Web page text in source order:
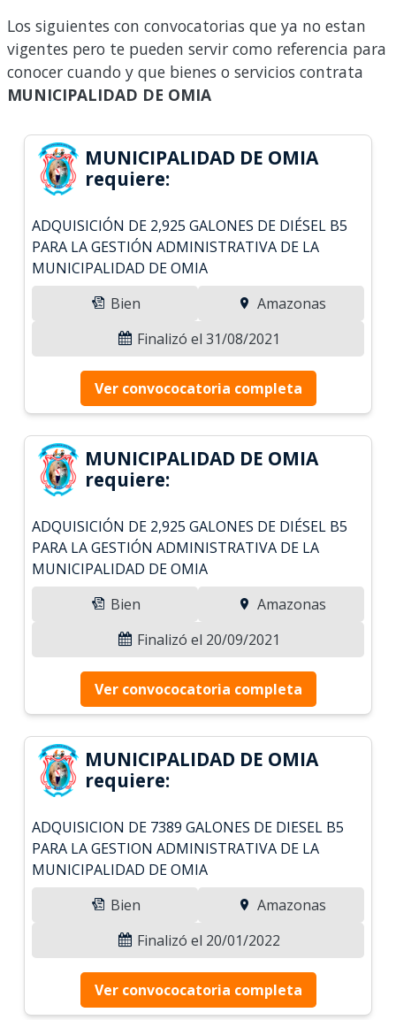
Los siguientes con convocatorias que ya no estan
vigentes pero te pueden servir como referencia para
conocer cuando y que bienes o servicios contrata
MUNICIPALIDAD DE OMIA
MUNICIPALIDAD DE OMIA
requiere:
ADQUISICIÓN DE 2,925 GALONES DE DIÉSEL B5
PARA LA GESTIÓN ADMINISTRATIVA DE LA
MUNICIPALIDAD DE OMIA
Bien
Amazonas
Finalizó el 31/08/2021
Ver convococatoria completa
MUNICIPALIDAD DE OMIA
requiere:
ADQUISICIÓN DE 2,925 GALONES DE DIÉSEL B5
PARA LA GESTIÓN ADMINISTRATIVA DE LA
MUNICIPALIDAD DE OMIA
Bien
Amazonas
Finalizó el 20/09/2021
Ver convococatoria completa
MUNICIPALIDAD DE OMIA
requiere:
ADQUISICION DE 7389 GALONES DE DIESEL B5
PARA LA GESTION ADMINISTRATIVA DE LA
MUNICIPALIDAD DE OMIA
Bien
Amazonas
Finalizó el 20/01/2022
Ver convococatoria completa